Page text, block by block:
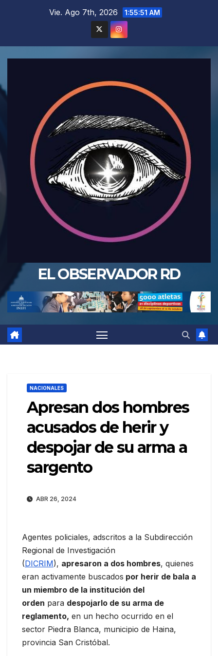
Vie. Ago 7th, 2026 1:55:53 AM
EL OBSERVADOR RD
NACIONALES
Apresan dos hombres
acusados de herir y
despojar de su arma a
sargento
ABR 26, 2024
Agentes policiales, adscritos a la Subdirección
Regional de Investigación
(DICRIM), apresaron a dos hombres, quienes
eran activamente buscados por herir de bala a
un miembro de la institución del
orden para despojarlo de su arma de
reglamento, en un hecho ocurrido en el
sector Piedra Blanca, municipio de Haina,
provincia San Cristóbal.